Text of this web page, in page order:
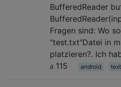
BufferedReader
Fragen sind: Wo
"test.txt"Datei in
platzieren?. Ich
115
android